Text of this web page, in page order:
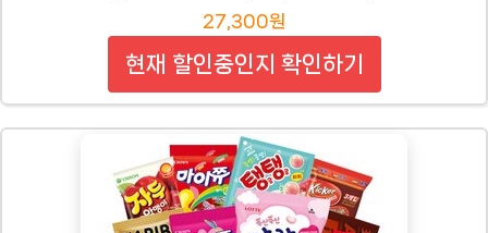
27,300원
현재 할인중인지 확인하기